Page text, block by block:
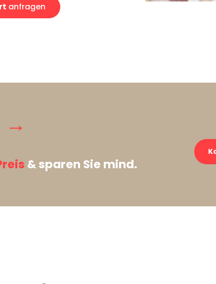
anfragen
→
& sparen Sie mind.